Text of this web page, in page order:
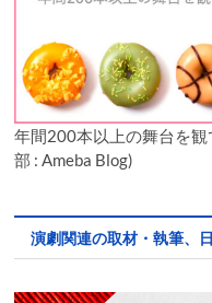
年間200本以上の舞台を
部 : Ameba Blog)
演劇関連の取材・執筆、